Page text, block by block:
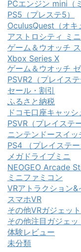
PCエンジン mini（
PS5（プレステ5）
OculusQuest（オキ
アストロシティ ミニ
ゲーム＆ウオッチ
Xbox Series X
ゲーム＆ウオッチ
PSVR2（プレイステ
セール・割引
ふるさと納税
ドコモ口座キャッ
PSVR（プレイステ
ニンテンドースイッ
PS4 （プレイステー
メガドライブミニ
NEOGEO Arcade
ミニファミコン
VRアトラクション&
スマホVR
その他VRガジェット
その他注目ガジェッ
体験レビュー
未分類